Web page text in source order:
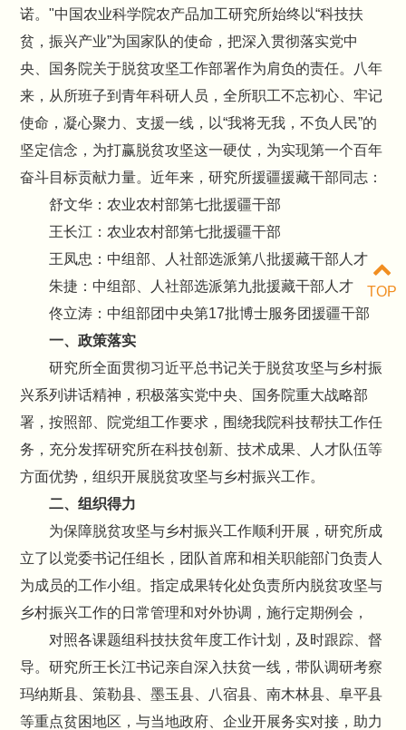
诺。"中国农业科学院农产品加工研究所始终以“科技扶
贫，振兴产业”为国家队的使命，把深入贯彻落实党中
央、国务院关于脱贫攻坚工作部署作为肩负的责任。八年
来，从所班子到青年科研人员，全所职工不忘初心、牢记
使命，凝心聚力、支援一线，以“我将无我，不负人民”的
坚定信念，为打赢脱贫攻坚这一硬仗，为实现第一个百年
奋斗目标贡献力量。近年来，研究所援疆援藏干部同志：
舒文华：农业农村部第七批援疆干部
王长江：农业农村部第七批援疆干部
王凤忠：中组部、人社部选派第八批援藏干部人才
朱捷：中组部、人社部选派第九批援藏干部人才
佟立涛：中组部团中央第17批博士服务团援疆干部
一、政策落实
研究所全面贯彻习近平总书记关于脱贫攻坚与乡村振
兴系列讲话精神，积极落实党中央、国务院重大战略部
署，按照部、院党组工作要求，围绕我院科技帮扶工作任
务，充分发挥研究所在科技创新、技术成果、人才队伍等
方面优势，组织开展脱贫攻坚与乡村振兴工作。
二、组织得力
为保障脱贫攻坚与乡村振兴工作顺利开展，研究所成
立了以党委书记任组长，团队首席和相关职能部门负责人
为成员的工作小组。指定成果转化处负责所内脱贫攻坚与
乡村振兴工作的日常管理和对外协调，施行定期例会，
对照各课题组科技扶贫年度工作计划，及时跟踪、督
导。研究所王长江书记亲自深入扶贫一线，带队调研考察
玛纳斯县、策勒县、墨玉县、八宿县、南木林县、阜平县
等重点贫困地区，与当地政府、企业开展务实对接，助力
TOP